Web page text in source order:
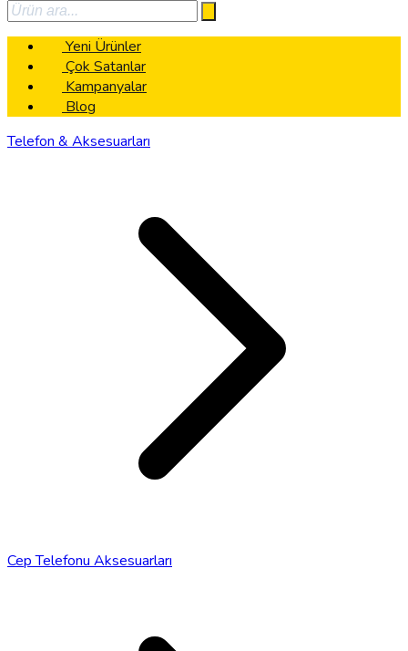
Yeni Ürünler
Çok Satanlar
Kampanyalar
Blog
Telefon & Aksesuarları
Cep Telefonu Aksesuarları